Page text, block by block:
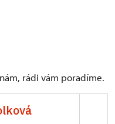
rádi vám poradíme.